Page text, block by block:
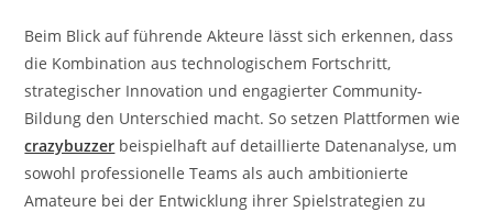
Beim Blick auf führende Akteure lässt sich erkennen, dass
die Kombination aus technologischem Fortschritt,
strategischer Innovation und engagierter Community-
Bildung den Unterschied macht. So setzen Plattformen wie
crazybuzzer beispielhaft auf detaillierte Datenanalyse, um
sowohl professionelle Teams als auch ambitionierte
Amateure bei der Entwicklung ihrer Spielstrategien zu